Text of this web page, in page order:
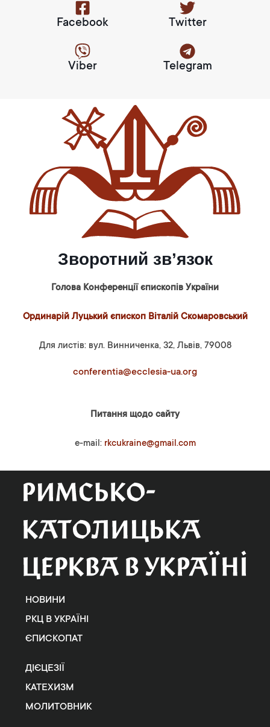
Facebook Twitter
Viber Telegram
Зворотний зв’язок
Голова Конференції єпископів України
Ординарій Луцький єпископ Віталій Скомаровський
Для листів: вул. Винниченка, 32, Львів, 79008
conferentia@ecclesia-ua.org
Питання щодо сайту
e-mail: rkcukraine@gmail.com
НОВИНИ
РКЦ В УКРАЇНІ
ЄПИСКОПАТ
ДІЄЦЕЗІЇ
КАТЕХИЗМ
МОЛИТОВНИК